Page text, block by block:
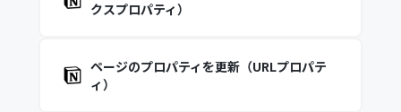
クスプロパティ）
ページのプロパティを更新（URLプロパテ
ィ）